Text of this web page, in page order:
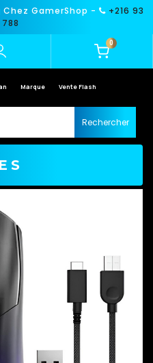
Chez GamerShop -
+216 93
0
Marque Vente Flash
Rechercher